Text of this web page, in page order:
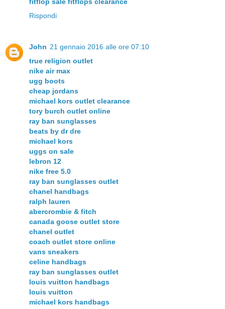
Rispondi
John 21 gennaio 2016 alle ore 07:10
true religion outlet
nike air max
ugg boots
cheap jordans
michael kors outlet clearance
tory burch outlet online
ray ban sunglasses
beats by dr dre
michael kors
uggs on sale
lebron 12
nike free 5.0
ray ban sunglasses outlet
chanel handbags
ralph lauren
abercrombie & fitch
canada goose outlet store
chanel outlet
coach outlet store online
vans sneakers
celine handbags
ray ban sunglasses outlet
louis vuitton handbags
louis vuitton
michael kors handbags